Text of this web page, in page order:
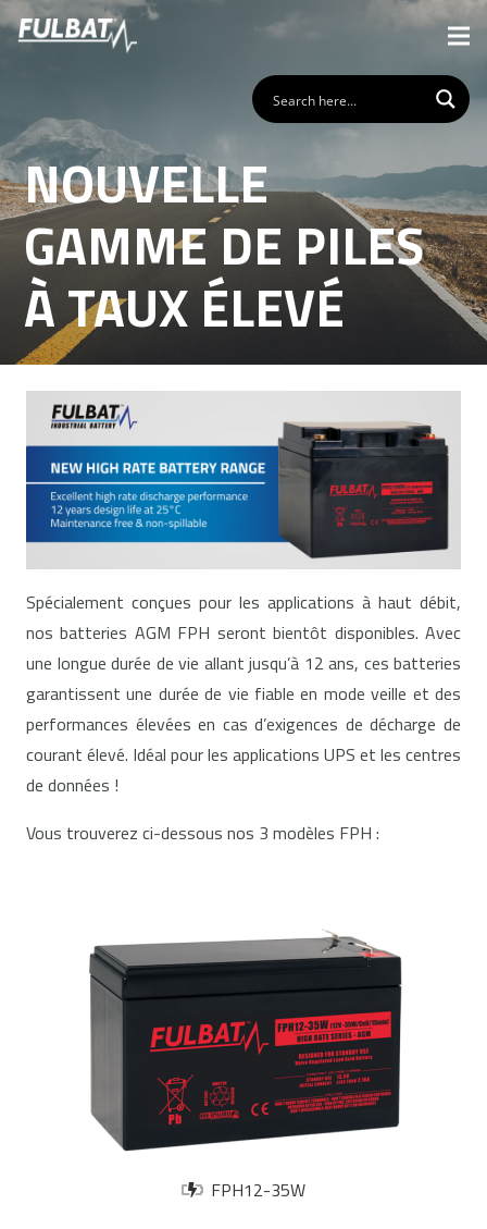
NOUVELLE
GAMME DE PILES
À TAUX ÉLEVÉ
Spécialement conçues pour les applications à haut débit,
nos batteries AGM FPH seront bientôt disponibles. Avec
une longue durée de vie allant jusqu’à 12 ans, ces batteries
garantissent une durée de vie fiable en mode veille et des
performances élevées en cas d’exigences de décharge de
courant élevé. Idéal pour les applications UPS et les centres
de données !
Vous trouverez ci-dessous nos 3 modèles FPH :
FPH12-35W